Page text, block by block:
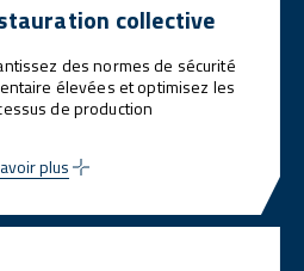
collective
des normes de sécurité
élevées et optimisez les
de production
plus